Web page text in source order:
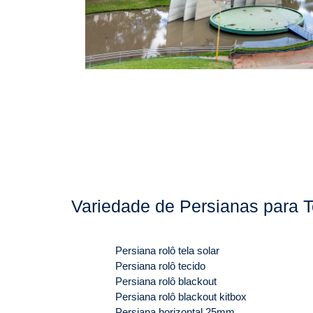
Variedade de Persianas para
Persiana rolô tela solar
Persiana rolô tecido
Persiana rolô blackout
Persiana rolô blackout kitbox